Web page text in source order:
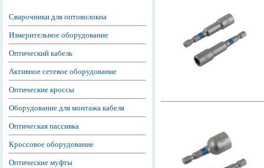
Сварочники для оптоволокна
Измерительное оборудование
Оптический кабель
Активное сетевое оборудование
Оптические кроссы
Оборудование для монтажа кабеля
Оптическая пассивка
Кроссовое оборудование
Оптические муфты